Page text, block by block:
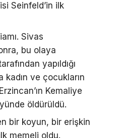
Seinfeld’in ilk
Sivas
bu olaya
yapıldığı
kadın ve çocukların
Kemaliye
öldürüldü.
bir koyun, bir erişkin
memeli oldu.